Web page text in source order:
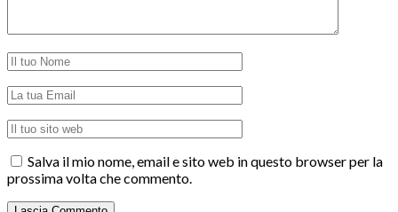
Salva il mio nome, email e sito web in questo browser per la
prossima volta che commento.